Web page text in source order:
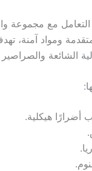
مع مجموعة
ومواد آمنة،
الشائعة
هيكلية.